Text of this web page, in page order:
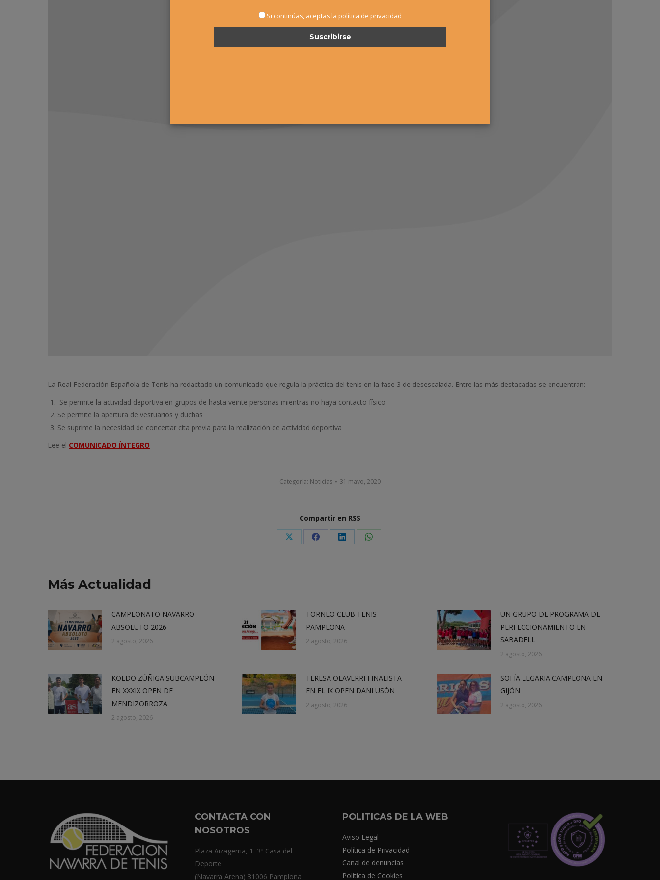
La Real Federación Española de Tenis ha redactado un comunicado que regula la práctica del tenis en la fase 3 de desescalada. Entre las más destacadas se encuentran:
Se permite la actividad deportiva en grupos de hasta veinte personas mientras no haya contacto físico
Se permite la apertura de vestuarios y duchas
Se suprime la necesidad de concertar cita previa para la realización de actividad deportiva
Lee el COMUNICADO ÍNTEGRO
Categoría: Noticias 31 mayo, 2020
Compartir en RSS
Share Share Share Share
Más Actualidad
CAMPEONATO NAVARRO
ABSOLUTO 2026
2 agosto, 2026
TORNEO CLUB TENIS
PAMPLONA
2 agosto, 2026
UN GRUPO DE PROGRAMA DE
PERFECCIONAMIENTO EN
SABADELL
2 agosto, 2026
KOLDO ZÚÑIGA SUBCAMPEÓN
EN XXXIX OPEN DE
MENDIZORROZA
2 agosto, 2026
TERESA OLAVERRI FINALISTA
EN EL IX OPEN DANI USÓN
2 agosto, 2026
SOFÍA LEGARIA CAMPEONA EN
GIJÓN
2 agosto, 2026
CONTACTA CON
NOSOTROS
Plaza Aizagerria, 1. 3º Casa del
Deporte
(Navarra Arena) 31006 Pamplona
POLITICAS DE LA WEB
Aviso Legal
Política de Privacidad
Canal de denuncias
Política de Cookies
Si continúas, aceptas la política de privacidad